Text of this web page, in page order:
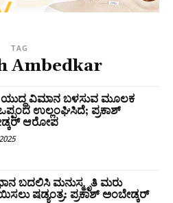
TAG
Ambedkar
ಯುದ್ಧ ವಿಮಾನ ಬಳಸುವ ಮೂಲಕ
ಉಲ್ಲಂಘಿಸಿದೆ; ಪ್ರಕಾಶ್‌
ಆರೋಪ
ಬದಲಿಸಿ ಮನುಸ್ಮೃತಿ ಮರು
ಷಡ್ಯಂತ್ರ: ಪ್ರಕಾಶ್ ಅಂಬೇಡ್ಕರ್